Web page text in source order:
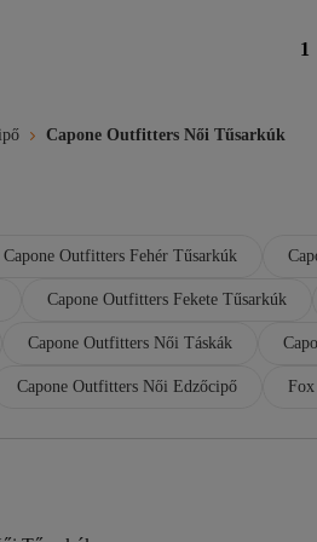
1
Capone Outfitters Női Tűsarkúk
Capone Outfitters Fehér Tűsarkúk
Capone Outfitters Fekete Tűsarkúk
Capone Outfitters Női Táskák
Capone Outfitters Női Edzőcipő